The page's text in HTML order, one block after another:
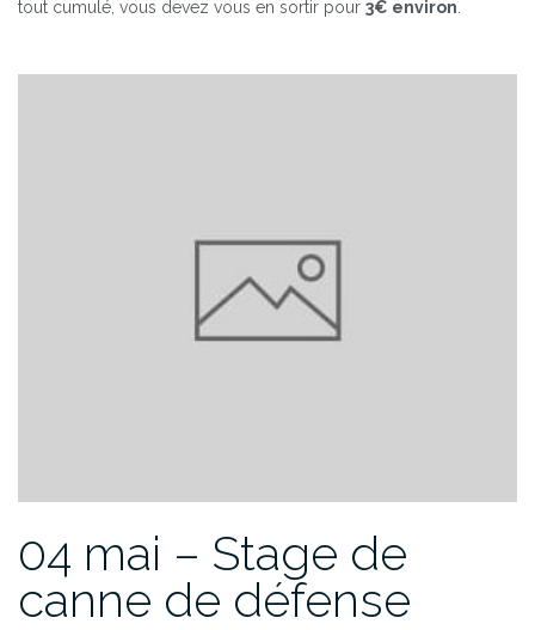
tout cumulé, vous devez vous en sortir pour 3€ environ
04 mai – Stage de
canne de défense